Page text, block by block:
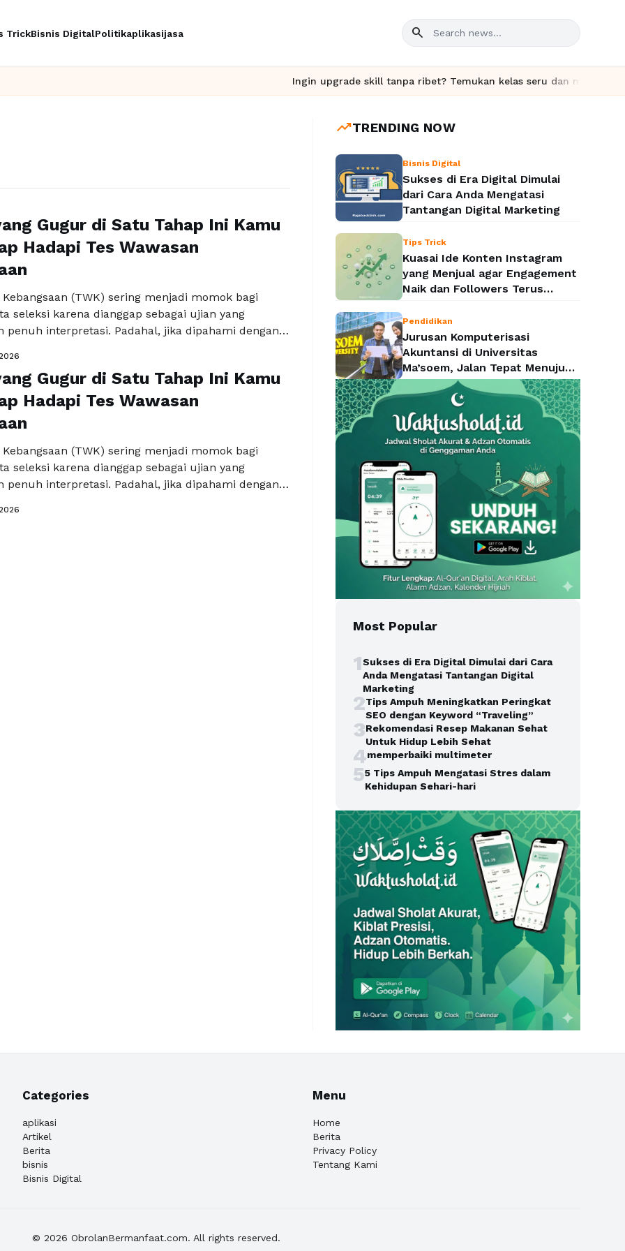
TrickBisnis DigitalPolitikaplikasijasa search
Ingin upgrade skill tanpa ribet? Temukan kelas seru dan materi lengkap
Gugur di Satu Tahap Ini Kamu
Hadapi Tes Wawasan
Kebangsaan (TWK) sering menjadi momok bagi
seleksi karena dianggap sebagai ujian yang
penuh interpretasi. Padahal, jika dipahami dengan
yang tepat, TWK bukan sekadar tes hafalan,
cara berpikir sebagai warga negara. Tes ini
melihat sejauh mana seseorang memahami nilai-
ideologi negara, serta sikap …Baca
Gugur di Satu Tahap Ini Kamu
Hadapi Tes Wawasan
Kebangsaan (TWK) sering menjadi momok bagi
seleksi karena dianggap sebagai ujian yang
penuh interpretasi. Padahal, jika dipahami dengan
yang tepat, TWK bukan sekadar tes hafalan,
cara berpikir sebagai warga negara. Tes ini
trending_upTRENDING NOW
Bisnis Digital
Sukses di Era Digital Dimulai
dari Cara Anda Mengatasi
Tantangan Digital Marketing
Tips Trick
Kuasai Ide Konten Instagram
yang Menjual agar Engagement
Naik dan Followers Terus
Pendidikan
Jurusan Komputerisasi
Akuntansi di Universitas
Ma’soem, Jalan Tepat Menuju
Profesi yang Dicari Perusahaan
Most Popular
1Sukses di Era Digital Dimulai dari Cara
Anda Mengatasi Tantangan Digital
Marketing
2Tips Ampuh Meningkatkan Peringkat
SEO dengan Keyword “Traveling”
3Rekomendasi Resep Makanan Sehat
Untuk Hidup Lebih Sehat
4memperbaiki multimeter
55 Tips Ampuh Mengatasi Stres dalam
Kehidupan Sehari-hari
Categories
aplikasi
Artikel
Berita
bisnis
Bisnis Digital
Menu
Home
Berita
Privacy Policy
Tentang Kami
© 2026 ObrolanBermanfaat.com. All rights reserved.